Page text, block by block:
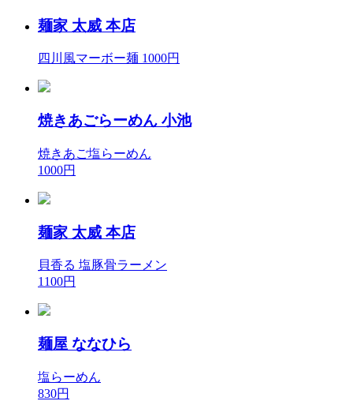
麺家 太威 本店
四川風マーボー麺 1000円
焼きあごらーめん 小池
焼きあご塩らーめん
1000円
麺家 太威 本店
貝香る 塩豚骨ラーメン
1100円
麺屋 ななひら
塩らーめん
830円